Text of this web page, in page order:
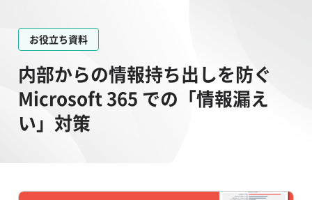
お役立ち資料
内部からの情報持ち出しを防ぐ
Microsoft 365 での「情報漏え
い」対策